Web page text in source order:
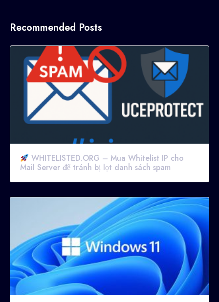
Recommended Posts
WHITELISTED.ORG – Mua Whitelist IP cho
Mail Server để tránh bị lọt danh sách spam